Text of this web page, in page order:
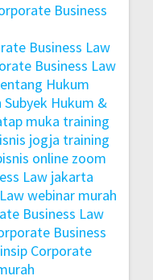
Business
Business Law
Business Law
Hukum
Subyek Hukum &
muka training
jogja training
online zoom
Law jakarta
webinar murah
Business Law
Business
Corporate